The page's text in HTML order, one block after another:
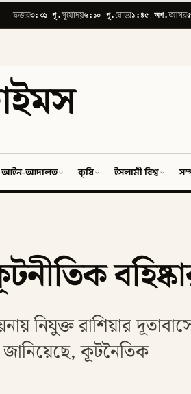
ফজর৩:৩১ পূ.সূর্যোদয়৬:১০ পূ.যোহর১:৪৫ অপ.আসর
আইন-আদালত কৃষি ইসলামী বিশ্ব
নিযুক্ত রাশিয়ার
জানিয়েছে, কূটনৈতিক